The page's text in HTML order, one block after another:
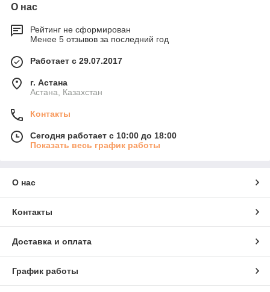
О нас
Рейтинг не сформирован
Менее 5 отзывов за последний год
Работает с 29.07.2017
г. Астана
Астана, Казахстан
Контакты
Сегодня работает с 10:00 до 18:00
Показать весь график работы
О нас
Контакты
Доставка и оплата
График работы